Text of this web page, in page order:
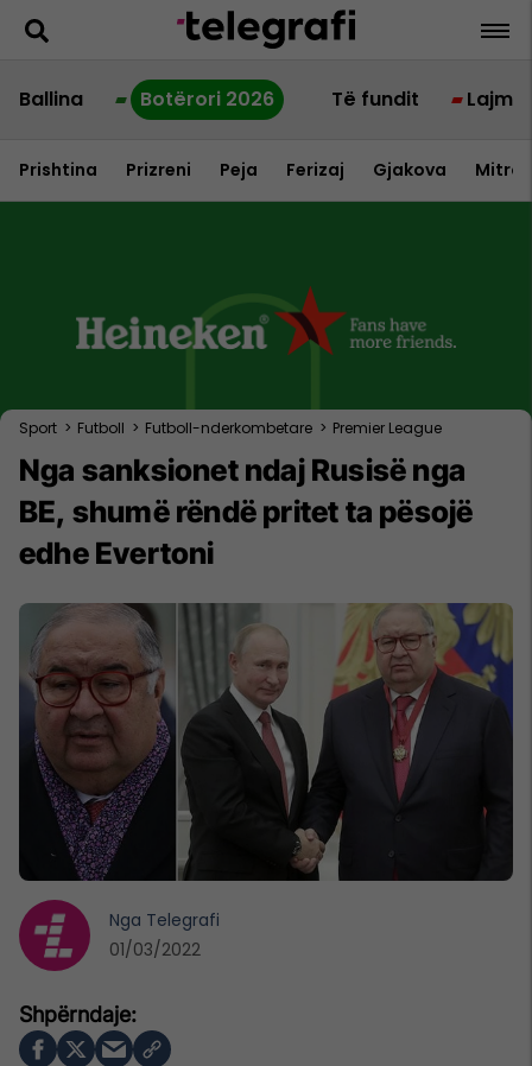
Ballina Botërori 2026 Të fundit Lajme
Prishtina Prizreni Peja Ferizaj Gjakova
Sport > Futboll > Futboll-nderkombetare > Premier League
Nga sanksionet ndaj Rusisë nga
BE, shumë rëndë pritet ta pësojë
edhe Evertoni
Nga Telegrafi
01/03/2022